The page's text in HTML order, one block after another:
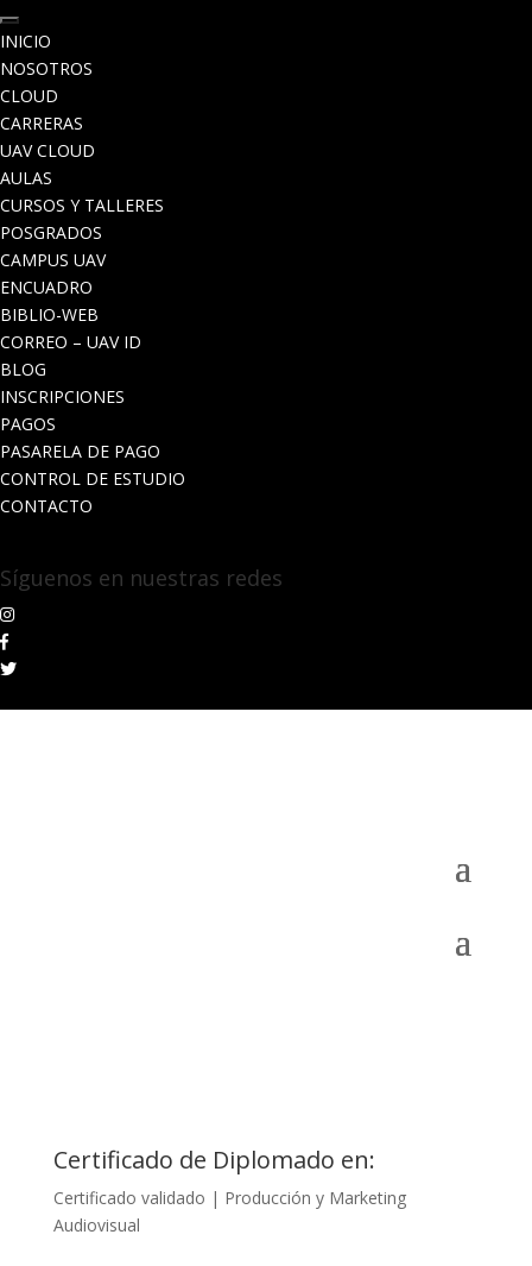
INICIO
NOSOTROS
CLOUD
CARRERAS
UAV CLOUD
AULAS
CURSOS Y TALLERES
POSGRADOS
CAMPUS UAV
ENCUADRO
BIBLIO-WEB
CORREO – UAV ID
BLOG
INSCRIPCIONES
PAGOS
PASARELA DE PAGO
CONTROL DE ESTUDIO
CONTACTO
Síguenos en nuestras redes
Certificado de Diplomado en:
Certificado validado | Producción y Marketing
Audiovisual